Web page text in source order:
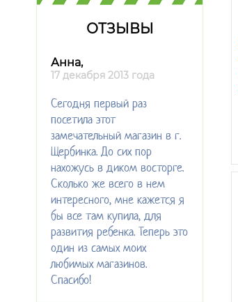
ОТЗЫВЫ
Анна,
17 декабря 2013 года
Сегодня первый раз
посетила этот
замечательный магазин в г.
Щербинка. До сих пор
нахожусь в диком восторге.
Сколько же всего в нем
интересного, мне кажется я
бы все там купила, для
развития ребенка. Теперь это
один из самых моих
любимых магазинов.
Спасибо!